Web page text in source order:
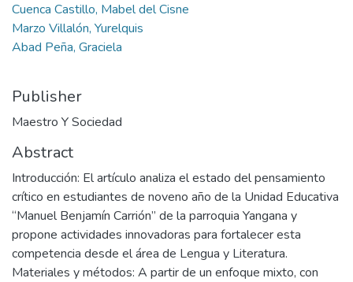
Cuenca Castillo, Mabel del Cisne
Marzo Villalón, Yurelquis
Abad Peña, Graciela
Publisher
Maestro Y Sociedad
Abstract
Introducción: El artículo analiza el estado del pensamiento
crítico en estudiantes de noveno año de la Unidad Educativa
“Manuel Benjamín Carrión” de la parroquia Yangana y
propone actividades innovadoras para fortalecer esta
competencia desde el área de Lengua y Literatura.
Materiales y métodos: A partir de un enfoque mixto, con